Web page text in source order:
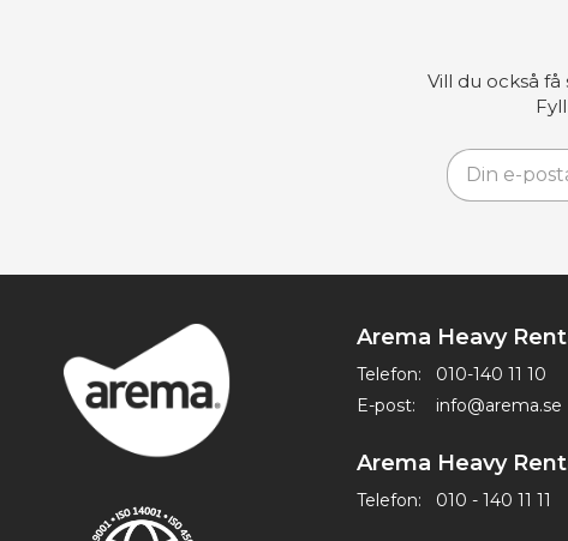
Vill du också
Arema Heavy
Telefon:
010-140 11 10
E-post:
info@arema.se
Arema Heavy
Telefon: 010 - 140 11 11